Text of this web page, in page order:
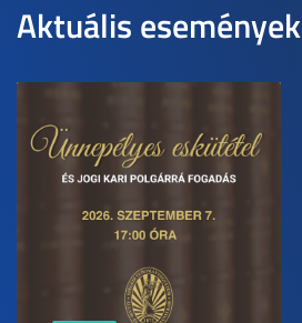
Aktuális események